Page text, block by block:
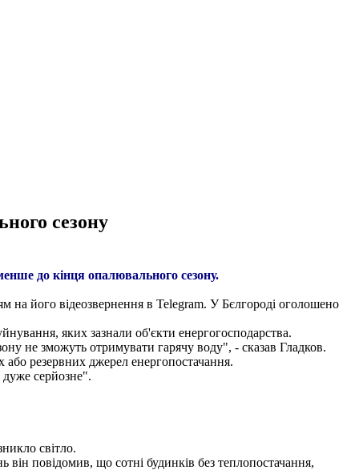
сезону
до кінця опалювального сезону.
на його відеозвернення в Telegram. У Бєлгороді оголошено
яких зазнали об'єкти енергогосподарства.
не зможуть отримувати гарячу воду", - сказав Гладков.
або резервних джерел енергопостачання.
дуже серйозне".
світло.
повідомив, що сотні будинків без теплопостачання,